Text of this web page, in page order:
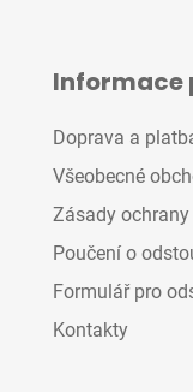
Informace
Doprava a
Všeobecné
Zásady
Poučení o
Formulář pro
Kontakty